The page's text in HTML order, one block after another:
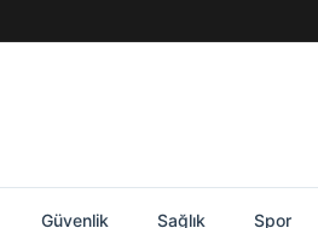
Güvenlik Sağlık Spor